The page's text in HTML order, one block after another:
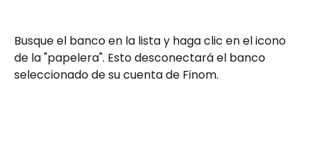
Busque el banco en la lista y haga clic en el icono
de la "papelera". Esto desconectará el banco
seleccionado de su cuenta de Finom.